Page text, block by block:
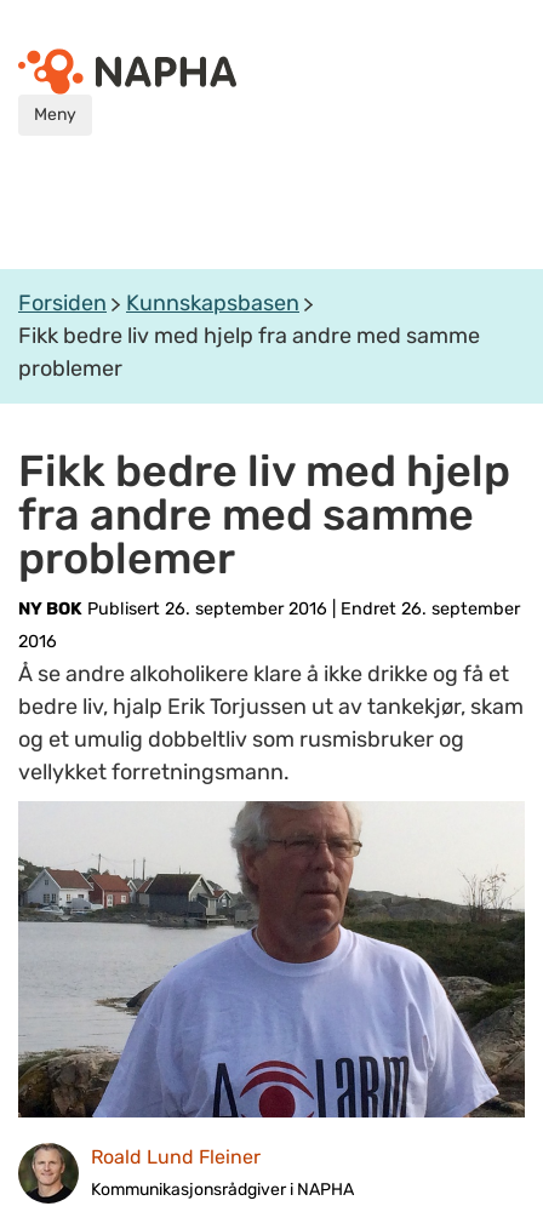
Meny
Forsiden
Kunnskapsbasen
Fikk bedre liv med hjelp fra andre med samme
problemer
Fikk bedre liv med hjelp
fra andre med samme
problemer
NY BOK Publisert 26. september 2016
Endret 26. september
2016
Å se andre alkoholikere klare å ikke drikke og få et
bedre liv, hjalp Erik Torjussen ut av tankekjør, skam
og et umulig dobbeltliv som rusmisbruker og
vellykket forretningsmann.
Roald Lund Fleiner
Kommunikasjonsrådgiver i NAPHA